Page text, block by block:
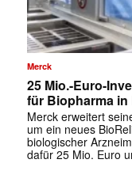
Merck
25 Mio.-Euro-
für Biopharma
Merck erweitert
um ein neues
biologischer
dafür 25 Mio. Euro